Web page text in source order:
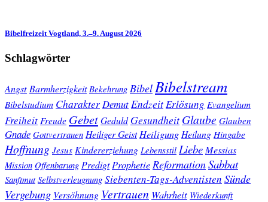
Bibelfreizeit Vogtland, 3.–9. August 2026
Schlagwörter
Angst Barmherzigkeit Bekehrung Bibel Bibelstream
Bibelstudium Charakter Demut EndzeitErlösung Evangelium
Freiheit Freude GebetGeduld Gesundheit Glaube Glauben
Gnade Gottvertrauen Heiliger Geist Heiligung Heilung Hingabe
Hoffnung Jesus Kindererziehung Lebensstil Liebe Messias
Mission Offenbarung Predigt Prophetie ReformationSabbat
Sanftmut Selbstverleugnung Siebenten-Tags-Adventisten Sünde
Vergebung Versöhnung Vertrauen Wahrheit Wiederkunft